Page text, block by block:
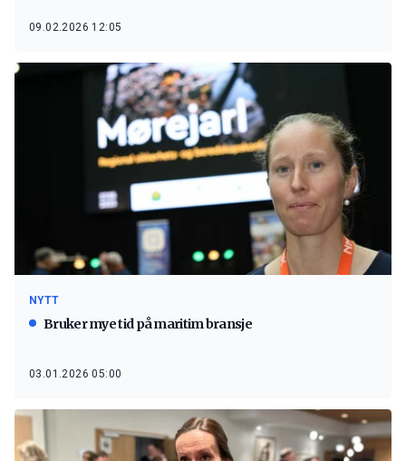
09.02.2026 12:05
NYTT
Bruker mye tid på maritim bransje
03.01.2026 05:00